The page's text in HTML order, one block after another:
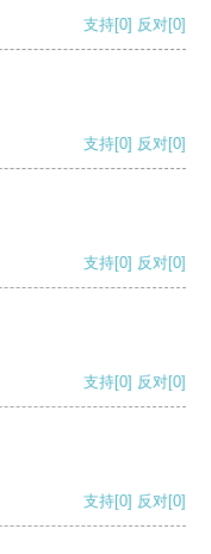
支持[0] 反对[0]
支持[0] 反对[0]
支持[0] 反对[0]
支持[0] 反对[0]
支持[0] 反对[0]